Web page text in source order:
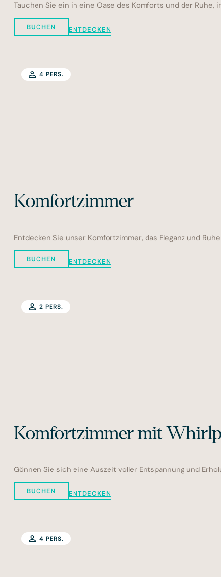
Tauchen Sie ein in eine Oase des Komforts und der Ruhe,
BUCHEN ENTDECKEN
4 PERS.
Komfortzimmer
Entdecken Sie unser Komfortzimmer, das Eleganz und
BUCHEN ENTDECKEN
2 PERS.
Komfortzimmer mit
Gönnen Sie sich eine Auszeit voller Entspannung und
BUCHEN ENTDECKEN
4 PERS.